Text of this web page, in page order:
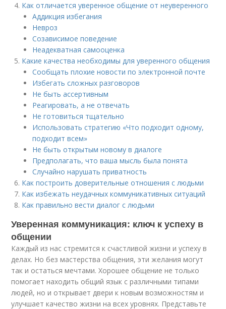
Как отличается уверенное общение от неуверенного
Аддикция избегания
Невроз
Созависимое поведение
Неадекватная самооценка
Какие качества необходимы для уверенного общения
Сообщать плохие новости по электронной почте
Избегать сложных разговоров
Не быть ассертивным
Реагировать, а не отвечать
Не готовиться тщательно
Использовать стратегию «Что подходит одному,
подходит всем»
Не быть открытым новому в диалоге
Предполагать, что ваша мысль была понята
Случайно нарушать приватность
Как построить доверительные отношения с людьми
Как избежать неудачных коммуникативных ситуаций
Как правильно вести диалог с людьми
Уверенная коммуникация: ключ к успеху в
общении
Каждый из нас стремится к счастливой жизни и успеху в
делах. Но без мастерства общения, эти желания могут
так и остаться мечтами. Хорошее общение не только
помогает находить общий язык с различными типами
людей, но и открывает двери к новым возможностям и
улучшает качество жизни на всех уровнях. Представьте